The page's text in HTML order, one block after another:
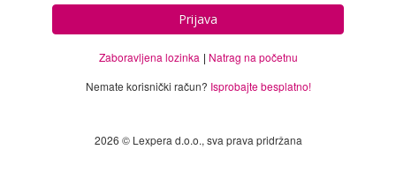
Prijava
Zaboravljena lozinka
Natrag na početnu
Nemate korisnički račun? Isprobajte besplatno!
2026 © Lexpera d.o.o., sva prava pridržana